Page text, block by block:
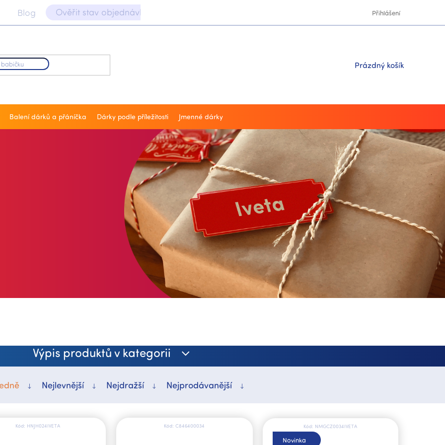
Blog Ověřit stav objednávky 📝 Přihlášení
Nákupní
Prázdný košík
Balení dárků a přáníčka Dárky podle příležitosti Jmenné dárky
Výpis produktů v kategorii
Nejlevnější Nejdražší Nejprodávanější
Kód: HNJH024IVETA Kód:C846400034
Novinka
Kód: NMGCZ0034IVETA